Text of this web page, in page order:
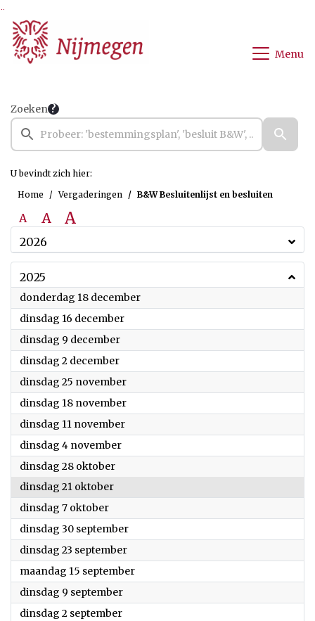
Menu
Zoeken
U bevindt zich hier:
Home
Vergaderingen B&W Besluitenlijst en besluiten
A A A
2026
2025
donderdag 18 december2025
dinsdag 16 december2025
dinsdag 9 december2025
dinsdag 2 december2025
dinsdag 25 november2025
dinsdag 18 november2025
dinsdag 11 november2025
dinsdag 4 november2025
dinsdag 28 oktober2025
dinsdag 21 oktober2025
dinsdag 7 oktober2025
dinsdag 30 september2025
dinsdag 23 september2025
maandag 15 september2025
dinsdag 9 september2025
dinsdag 2 september2025